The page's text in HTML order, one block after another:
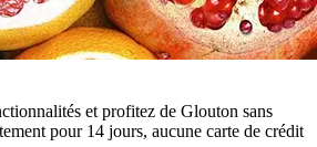
et profitez de Glouton sans
pour 14 jours, aucune carte de crédit